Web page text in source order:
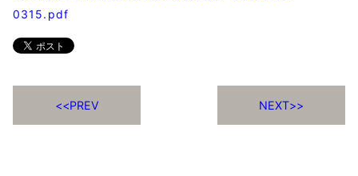
0315.pdf
PREV NEXT